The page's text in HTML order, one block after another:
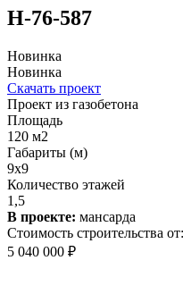
Н-76-587
Новинка
Новинка
Скачать проект
Проект из газобетона
Площадь
120 м2
Габариты (м)
9х9
Количество этажей
1,5
В проекте: мансарда
Стоимость строительства от:
5 040 000 ₽